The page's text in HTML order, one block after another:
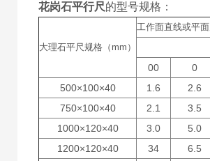
花岗石平行尺的型号规格：
大理石平尺规格（mm）
工作面直线或平
00 0
500×100×40
1.6 2.6
750×100×40
2.1 3.5
1000×120×40
3.0 5.0
1200×120×40
34 6.5